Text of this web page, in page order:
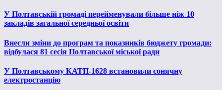
У Полтавській громаді перейменували більше ніж 10
закладів загальної середньої освіти
Внесли зміни до програм та показників бюджету громади:
відбулася 81 сесія Полтавської міської ради
У Полтавському КАТП-1628 встановили сонячну
електростанцію